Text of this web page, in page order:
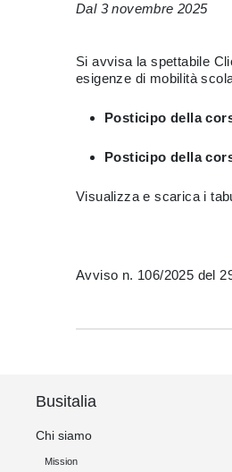
Dal 3 novembre 2025
Si avvisa la spettabile
esigenze di mobilità
Posticipo della
Posticipo della
Visualizza e scarica i
Avviso n. 106/2025 del
Busitalia
Chi siamo
Mission